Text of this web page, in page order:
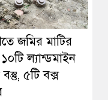
জমির মাটির
ল্যান্ডমাইন
৫টি বক্স